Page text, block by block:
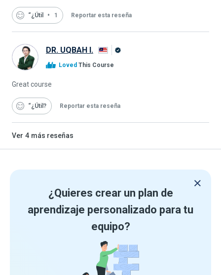
“¿Útil 1 Reportar esta reseña
DR. UQBAH I.
Loved This Course
Great course
“¿Útil Reportar esta reseña
Ver 4 más reseñas
¿Quieres crear un plan de
aprendizaje personalizado para tu
equipo?